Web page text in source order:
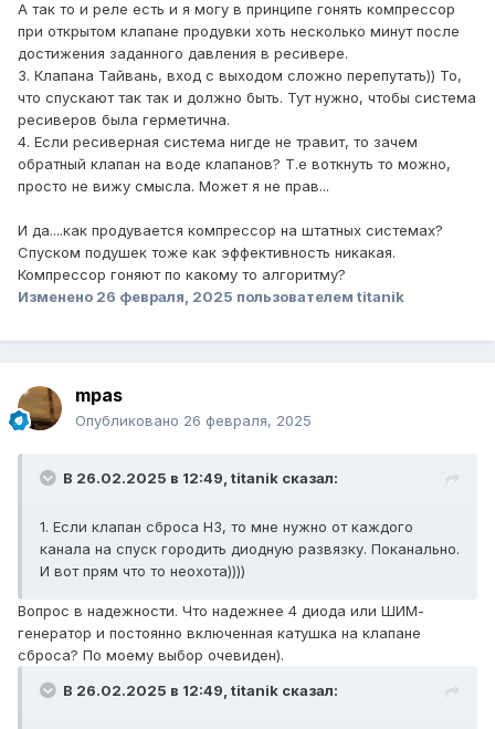
накачки? Сильно сомневаюсь!
3. Судя по инфо из вашего первого поста что при
падении давления в ресивере, падают подушки, говорит
о том, что клапана у вас стоят в непроектном положении
и их нужно переворачивать в схеме, чтобы они держали
давление в подушках, внезависимости от давления в
ресивере.
4, Между блоком клапанов и аккумулирующим
ресивером должен стоять отсекающий ресивер клапан,
внезависимости от давления в линии между ресивером
и блоком клапанов.
А так то и реле есть и я могу в принципе гонять компрессор
при открытом клапане продувки хоть несколько минут после
достижения заданного давления в ресивере.
3. Клапана Тайвань, вход с выходом сложно перепутать)) То,
что спускают так так и должно быть. Тут нужно, чтобы система
ресиверов была герметична.
4. Если ресиверная система нигде не травит, то зачем
обратный клапан на воде клапанов? Т.е воткнуть то можно,
просто не вижу смысла. Может я не прав...
И да....как продувается компрессор на штатных системах?
Спуском подушек тоже как эффективность никакая.
Компрессор гоняют по какому то алгоритму?
Изменено 26 февраля, 2025 пользователем titanik
mpas
Опубликовано 26 февраля, 2025
В 26.02.2025 в 12:49, titanik сказал:
1. Если клапан сброса НЗ, то мне нужно от каждого
канала на спуск городить диодную развязку. Поканально.
И вот прям что то неохота))))
Вопрос в надежности. Что надежнее 4 диода или ШИМ-
генератор и постоянно включенная катушка на клапане
сброса? По моему выбор очевиден).
В 26.02.2025 в 12:49, titanik сказал: